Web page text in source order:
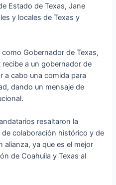
Estado de Texas, Jane
y locales de Texas y
Gobernador de Texas,
a un gobernador de
a cabo una comida para
dando un mensaje de
resaltaron la
colaboración histórico y de
alianza, ya que es el mejor
de Coahuila y Texas al